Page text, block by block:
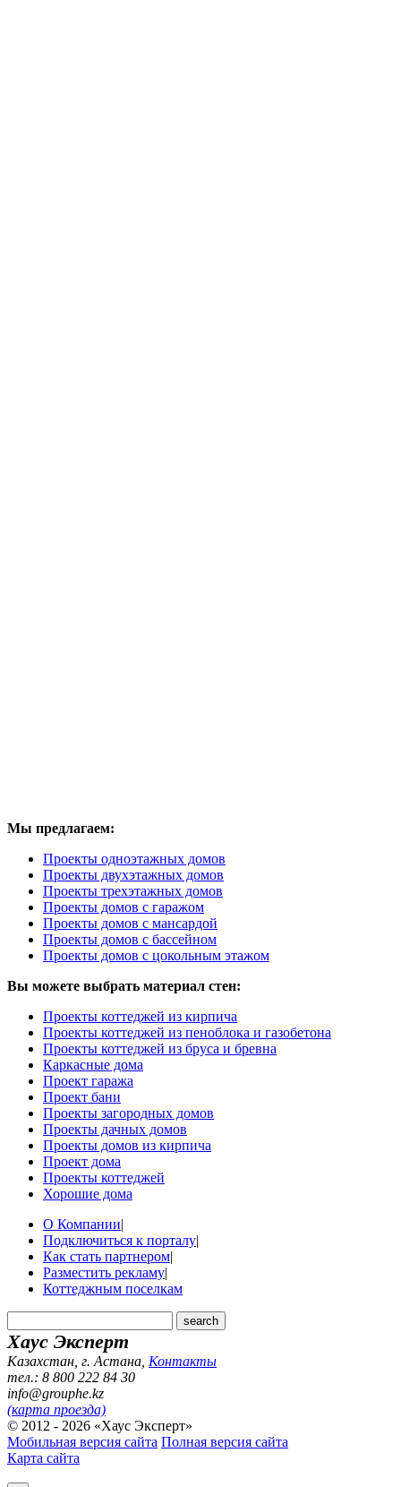
Мы предлагаем:
Проекты одноэтажных домов
Проекты двухэтажных домов
Проекты трехэтажных домов
Проекты домов с гаражом
Проекты домов с мансардой
Проекты домов с бассейном
Проекты домов с цокольным этажом
Вы можете выбрать материал стен:
Проекты коттеджей из кирпича
Проекты коттеджей из пеноблока и газобетона
Проекты коттеджей из бруса и бревна
Каркасные дома
Проект гаража
Проект бани
Проекты загородных домов
Проекты дачных домов
Проекты домов из кирпича
Проект дома
Проекты коттеджей
Хорошие дома
О Компании|
Подключиться к порталу|
Как стать партнером|
Разместить рекламу|
Коттеджным поселкам
Хаус Эксперт
Казахстан, г. Астана Контакты
тел.: 8 800 222 84 30
info@grouphe.kz
(карта проезда)
© 2012 - 2026 «Хаус Эксперт»
Мобильная версия сайта Полная версия сайта
Карта сайта